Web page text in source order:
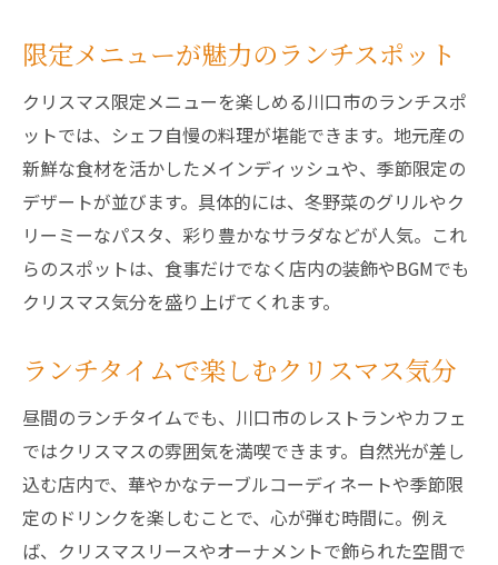
限定メニューが魅力のランチスポット
クリスマス限定メニューを楽しめる川口市のランチスポ
ットでは、シェフ自慢の料理が堪能できます。地元産の
新鮮な食材を活かしたメインディッシュや、季節限定の
デザートが並びます。具体的には、冬野菜のグリルやク
リーミーなパスタ、彩り豊かなサラダなどが人気。これ
らのスポットは、食事だけでなく店内の装飾やBGMでも
クリスマス気分を盛り上げてくれます。
ランチタイムで楽しむクリスマス気分
昼間のランチタイムでも、川口市のレストランやカフェ
ではクリスマスの雰囲気を満喫できます。自然光が差し
込む店内で、華やかなテーブルコーディネートや季節限
定のドリンクを楽しむことで、心が弾む時間に。例え
ば、クリスマスリースやオーナメントで飾られた空間で